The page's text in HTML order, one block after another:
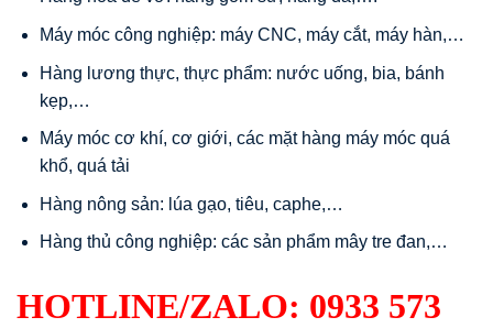
Máy móc công nghiệp: máy CNC, máy cắt, máy hàn,…
Hàng lương thực, thực phẩm: nước uống, bia, bánh
kẹp,…
Máy móc cơ khí, cơ giới, các mặt hàng máy móc quá
khổ, quá tải
Hàng nông sản: lúa gạo, tiêu, caphe,…
Hàng thủ công nghiệp: các sản phẩm mây tre đan,…
HOTLINE/ZALO: 0933 573